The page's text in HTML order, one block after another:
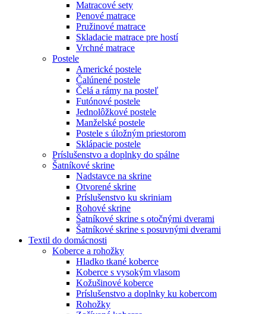
Matracové sety
Penové matrace
Pružinové matrace
Skladacie matrace pre hostí
Vrchné matrace
Postele
Americké postele
Čalúnené postele
Čelá a rámy na posteľ
Futónové postele
Jednolôžkové postele
Manželské postele
Postele s úložným priestorom
Sklápacie postele
Príslušenstvo a doplnky do spálne
Šatníkové skrine
Nadstavce na skrine
Otvorené skrine
Príslušenstvo ku skriniam
Rohové skrine
Šatníkové skrine s otočnými dverami
Šatníkové skrine s posuvnými dverami
Textil do domácnosti
Koberce a rohožky
Hladko tkané koberce
Koberce s vysokým vlasom
Kožušinové koberce
Príslušenstvo a doplnky ku kobercom
Rohožky